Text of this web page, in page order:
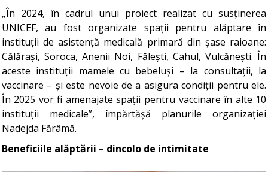
„În 2024, în cadrul unui proiect realizat cu susținerea
UNICEF, au fost organizate spații pentru alăptare în
instituții de asistență medicală primară din șase raioane:
Călărași, Soroca, Anenii Noi, Fălești, Cahul, Vulcănești. În
aceste instituții mamele cu bebeluși – la consultații, la
vaccinare – și este nevoie de a asigura condiții pentru ele.
În 2025 vor fi amenajate spații pentru vaccinare în alte 10
instituții medicale”, împărtășă planurile organizației
Nadejda Fărâmă.
Beneficiile alăptării – dincolo de intimitate